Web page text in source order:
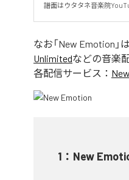
譜面はウタタネ音楽院
なお「New Emotion 」
Unlimitedなどの音楽
各配信サービス：
1 ： New